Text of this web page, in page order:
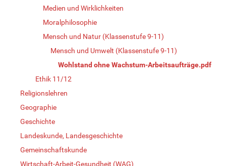
Medien und Wirklichkeiten
Moralphilosophie
Mensch und Natur (Klassenstufe 9-11)
Mensch und Umwelt (Klassenstufe 9-11)
Wohlstand ohne Wachstum-Arbeitsaufträge.pdf
Ethik 11/12
Religionslehren
Geographie
Geschichte
Landeskunde, Landesgeschichte
Gemeinschaftskunde
Wirtschaft-Arbeit-Gesundheit (WAG)